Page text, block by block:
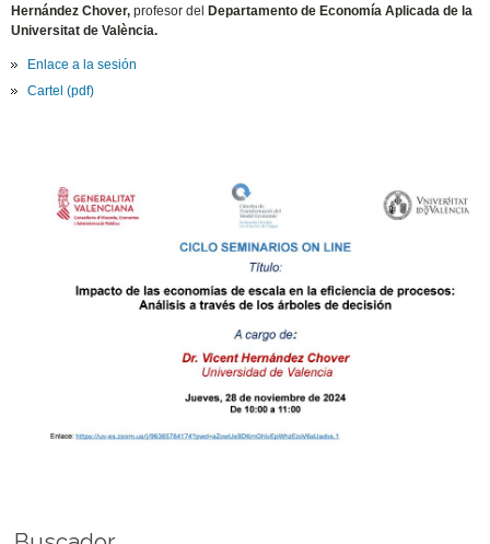
Hernández Chover,profesor del
Departamento de Economía Aplicada de la
Universitat de València.
Enlace a la sesión
Cartel (pdf)